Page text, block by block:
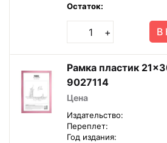
Остаток:
+ В
Рамка пластик
9027114
Цена
Издательство:
Переплет:
Год издания: